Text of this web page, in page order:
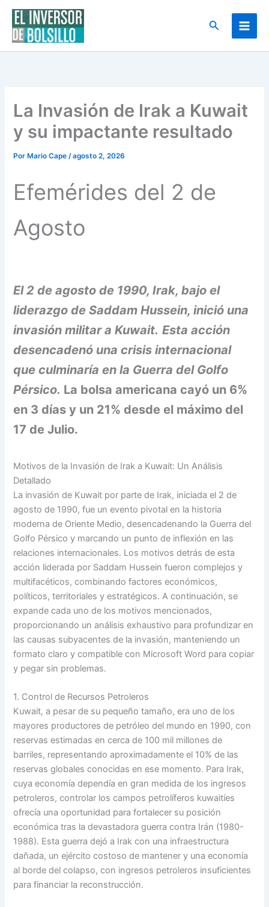
contenido
Buscar
La Invasión de Irak a Kuwait
y su impactante resultado
Por Mario Cape/agosto 2, 2026
Efemérides del 2 de
Agosto
El 2 de agosto de 1990, Irak, bajo el
liderazgo de Saddam Hussein, inició una
invasión militar a Kuwait. Esta acción
desencadenó una crisis internacional
que culminaría en la Guerra del Golfo
Pérsico. La bolsa americana cayó un 6%
en 3 días y un 21% desde el máximo del
17 de Julio.
Motivos de la Invasión de Irak a Kuwait: Un Análisis
Detallado
La invasión de Kuwait por parte de Irak, iniciada el 2 de
agosto de 1990, fue un evento pivotal en la historia
moderna de Oriente Medio, desencadenando la Guerra del
Golfo Pérsico y marcando un punto de inflexión en las
relaciones internacionales. Los motivos detrás de esta
acción liderada por Saddam Hussein fueron complejos y
multifacéticos, combinando factores económicos,
políticos, territoriales y estratégicos. A continuación, se
expande cada uno de los motivos mencionados,
proporcionando un análisis exhaustivo para profundizar en
las causas subyacentes de la invasión, manteniendo un
formato claro y compatible con Microsoft Word para copiar
y pegar sin problemas.
1. Control de Recursos Petroleros
Kuwait, a pesar de su pequeño tamaño, era uno de los
mayores productores de petróleo del mundo en 1990, con
reservas estimadas en cerca de 100 mil millones de
barriles, representando aproximadamente el 10% de las
reservas globales conocidas en ese momento. Para Irak,
cuya economía dependía en gran medida de los ingresos
petroleros, controlar los campos petrolíferos kuwaitíes
ofrecía una oportunidad para fortalecer su posición
económica tras la devastadora guerra contra Irán (1980-
1988). Esta guerra dejó a Irak con una infraestructura
dañada, un ejército costoso de mantener y una economía
al borde del colapso, con ingresos petroleros insuficientes
para financiar la reconstrucción.